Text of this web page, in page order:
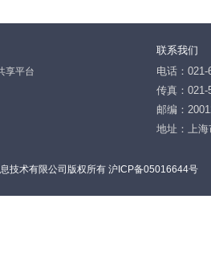
享平台
联系我们
电话：021-
传真：021-
邮编：
地址：上
技术有限公司版权所有 沪ICP备05016644号